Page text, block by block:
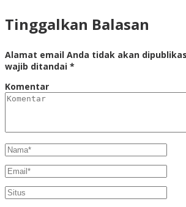
Tinggalkan Balasan
Alamat email Anda tidak akan
wajib ditandai *
Komentar